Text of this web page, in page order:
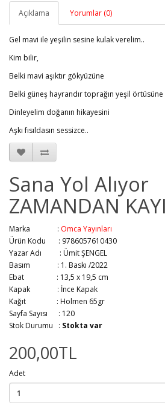
Açıklama Yorumlar (0)
Gel mavi ile yeşilin sesine kulak verelim..
Kim bilir,
Belki mavi aşıktır gökyüzüne
Belki güneş hayrandır toprağın yeşil örtüsüne
Dinleyelim doğanın hikayesini
Aşkı fısıldasın sessizce..
Sana Yol Alıyor
ZAMANDAN
Marka : Omca Yayınları
Ürün Kodu : 9786057610430
Yazar Adı : Ümit ŞENGEL
Basım : 1. Baskı /2022
Ebat : 13,5 x 19,5 cm
Kapak : İnce Kapak
Kağıt : Holmen 65gr
Sayfa Sayısı : 120
Stok Durumu : Stokta var
200,00TL
Adet